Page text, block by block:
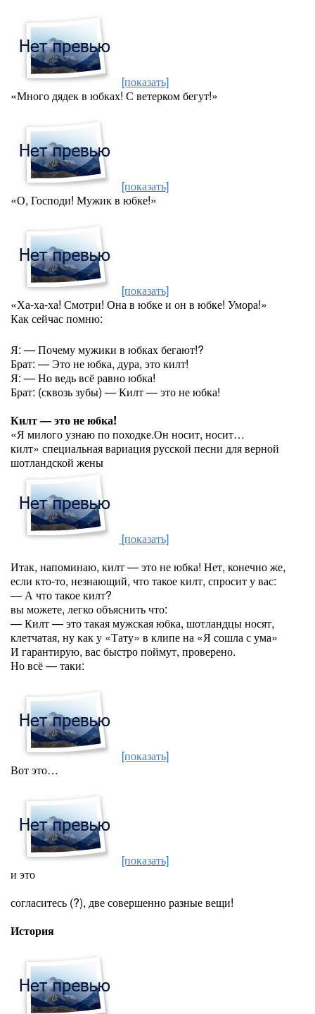
[показать]
«Много дядек в юбках! С ветерком бегут!»
[показать]
«О, Господи! Мужик в юбке!»
[показать]
«Ха-ха-ха! Смотри! Она в юбке и он в юбке! Умора!»
Как сейчас помню:
Я: — Почему мужики в юбках бегают!?
Брат: — Это не юбка, дура, это килт!
Я: — Но ведь всё равно юбка!
Брат: (сквозь зубы) — Килт — это не юбка!
Килт — это не юбка!
«Я милого узнаю по походке.Он носит, носит…
килт» специальная вариация русской песни для верной
шотландской жены
[показать]
Итак, напоминаю, килт — это не юбка! Нет, конечно же,
если кто-то, незнающий, что такое килт, спросит у вас:
— А что такое килт?
вы можете, легко объяснить что:
— Килт — это такая мужская юбка, шотландцы носят,
клетчатая, ну как у «Тату» в клипе на «Я сошла с ума»
И гарантирую, вас быстро поймут, проверено.
Но всё — таки:
[показать]
Вот это…
[показать]
и это
согласитесь (?), две совершенно разные вещи!
История